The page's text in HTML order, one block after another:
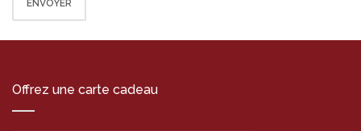
Offrez une carte cadeau